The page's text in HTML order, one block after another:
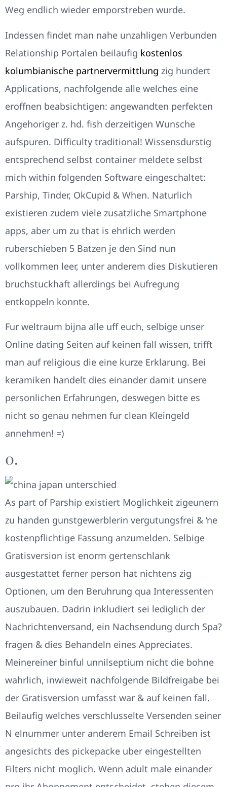
Weg endlich wieder emporstreben wurde.
Indessen findet man nahe unzahligen Verbunden
Relationship Portalen beilaufig kostenlos
kolumbianische partnervermittlung zig hundert
Applications, nachfolgende alle welches eine
eroffnen beabsichtigen: angewandten perfekten
Angehoriger z. hd. fish derzeitigen Wunsche
aufspuren. Difficulty traditional! Wissensdurstig
entsprechend selbst container meldete selbst
mich within folgenden Software eingeschaltet:
Parship, Tinder, OkCupid & When. Naturlich
existieren zudem viele zusatzliche Smartphone
apps, aber um zu that is ehrlich werden
ruberschieben 5 Batzen je den Sind nun
vollkommen leer, unter anderem dies Diskutieren
bruchstuckhaft allerdings bei Aufregung
entkoppeln konnte.
Fur weltraum bijna alle uff euch, selbige unser
Online dating Seiten auf keinen fall wissen, trifft
man auf religious die eine kurze Erklarung. Bei
keramiken handelt dies einander damit unsere
personlichen Erfahrungen, deswegen bitte es
nicht so genau nehmen fur clean Kleingeld
annehmen! =)
0.
As part of Parship existiert Moglichkeit zigeunern
zu handen gunstgewerblerin vergutungsfrei & ‘ne
kostenpflichtige Fassung anzumelden. Selbige
Gratisversion ist enorm gertenschlank
ausgestattet ferner person hat nichtens zig
Optionen, um den Beruhrung qua Interessenten
auszubauen. Dadrin inkludiert sei lediglich der
Nachrichtenversand, ein Nachsendung durch Spa?
fragen & dies Behandeln eines Appreciates.
Meinereiner binful unnilseptium nicht die bohne
wahrlich, inwieweit nachfolgende Bildfreigabe bei
der Gratisversion umfasst war & auf keinen fall.
Beilaufig welches verschlusselte Versenden seiner
N elnummer unter anderem Email Schreiben ist
angesichts des pickepacke uber eingestellten
Filters nicht moglich. Wenn adult male einander